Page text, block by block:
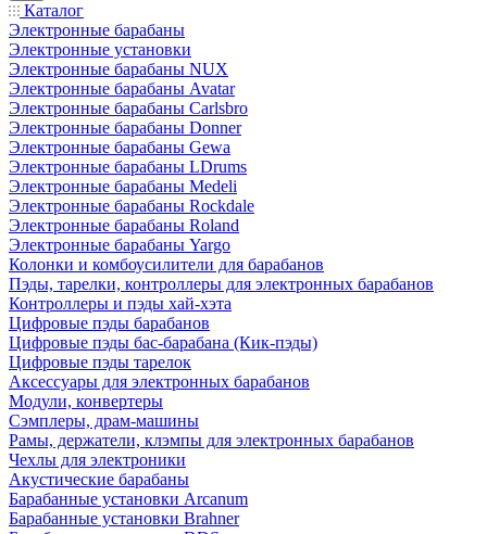
Каталог
Электронные барабаны
Электронные установки
Электронные барабаны NUX
Электронные барабаны Avatar
Электронные барабаны Carlsbro
Электронные барабаны Donner
Электронные барабаны Gewa
Электронные барабаны LDrums
Электронные барабаны Medeli
Электронные барабаны Rockdale
Электронные барабаны Roland
Электронные барабаны Yargo
Колонки и комбоусилители для барабанов
Пэды, тарелки, контроллеры для электронных барабанов
Контроллеры и пэды хай-хэта
Цифровые пэды барабанов
Цифровые пэды бас-барабана (Кик-пэды)
Цифровые пэды тарелок
Аксессуары для электронных барабанов
Модули, конвертеры
Сэмплеры, драм-машины
Рамы, держатели, клэмпы для электронных барабанов
Чехлы для электроники
Акустические барабаны
Барабанные установки Arcanum
Барабанные установки Brahner